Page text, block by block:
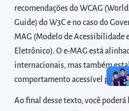
diretamente
as
informações
postas
no
rodapé
recomendações do WCAG
Guide) do W3C e no caso do
MAG (Modelo de Acessibilidade
Eletrônico). O e-MAG está
internacionais, mas também
comportamento acessível para
Ao final desse texto, você